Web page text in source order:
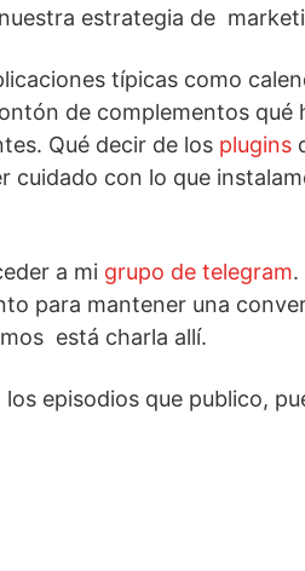
estrategia de
típicas como
de complementos qué
Qué decir de los plugins
cuidado con lo que
a mi grupo de telegram.
para mantener una
está charla allí.
episodios que publico,